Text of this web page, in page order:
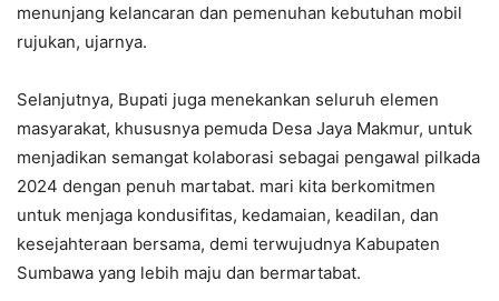
menunjang kelancaran dan pemenuhan kebutuhan mobil
rujukan, ujarnya.
Selanjutnya, Bupati juga menekankan seluruh elemen
masyarakat, khususnya pemuda Desa Jaya Makmur, untuk
menjadikan semangat kolaborasi sebagai pengawal pilkada
2024 dengan penuh martabat. mari kita berkomitmen
untuk menjaga kondusifitas, kedamaian, keadilan, dan
kesejahteraan bersama, demi terwujudnya Kabupaten
Sumbawa yang lebih maju dan bermartabat.